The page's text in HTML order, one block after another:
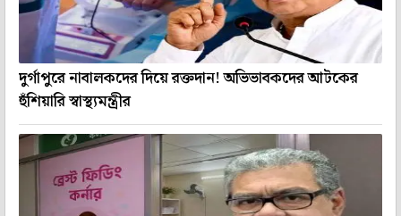
দুর্গাপুরে নাবালকদের দিয়ে রক্তদান! অভিভাবকদের আটকের
হুঁশিয়ারি স্বাস্থ্যমন্ত্রীর